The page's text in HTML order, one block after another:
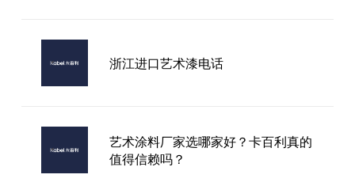
浙江进口艺术漆电话
艺术涂料厂家选哪家好？卡百利真的
值得信赖吗？